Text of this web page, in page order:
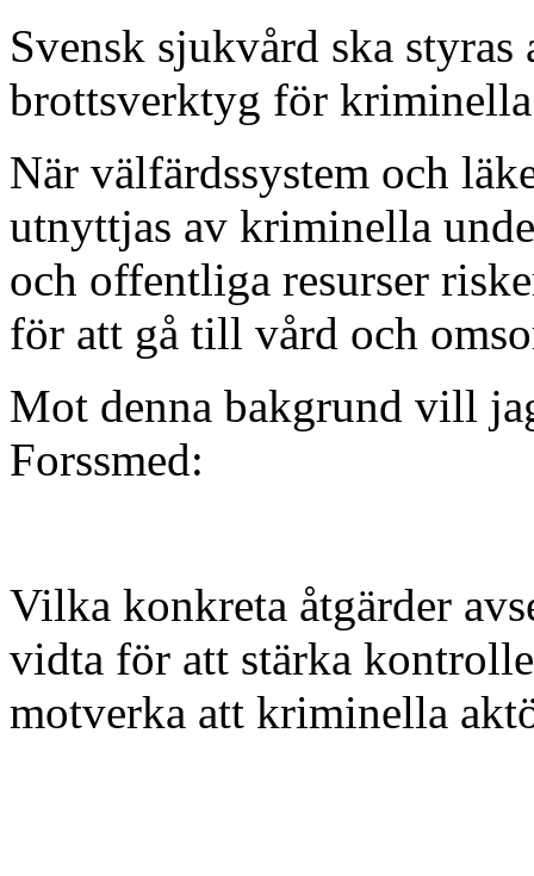
Svensk sjukvård ska
brottsverktyg för
När välfärdssystem och
utnyttjas av kriminella
och offentliga resurser
för att gå till vård och
Mot denna bakgrund vill
Forssmed:
Vilka konkreta åtgärder
vidta för att stärka
motverka att kriminella